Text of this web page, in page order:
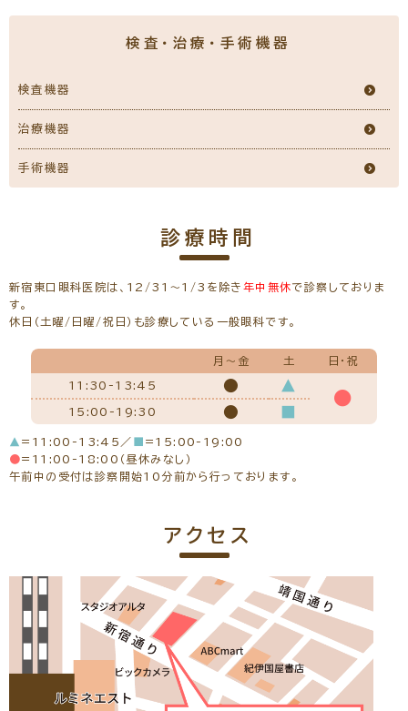
医師のご紹介
平成13年 熊本大学医学部卒
平成14年 京都大学医学部 眼科学教室入局
平成14年 島田市立島田市民病院 勤務
平成20年 高松赤十字病院 勤務
平成26年10月～新宿東口眼科医院 勤務
平成27年9月 新宿東口眼科医院 院長 就任
掲載インタビュー
※初めての方でもご予約可能です。
網膜・硝子体専門治療予約をする
緑内障専門治療予約をする
白内障専門治療予約をする
コンタクトレンズ診療予約をする
検査・治療・手術機器
検査機器
治療機器
手術機器
診療時間
新宿東口眼科医院は、12/31～1/3を除き 年中無休で診察しておりま
す。
休日（土曜/日曜/祝日）も診療している一般眼科です。
月～金 土 日・祝
11:30-13:45 ● ▲
●
15:00-19:30 ●
▲ =11:00-13:45／ ■ =15:00-19:00
●=11:00-18:00（昼休みなし）
午前中の受付は診察開始10分前から行っております。
アクセス